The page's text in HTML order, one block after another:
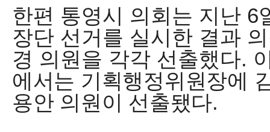
한편 통영시 의회는 지난 6
장단 선거를 실시한 결과
경 의원을 각각 선출했다.
에서는 기획행정위원장에
용안 의원이 선출됐다.